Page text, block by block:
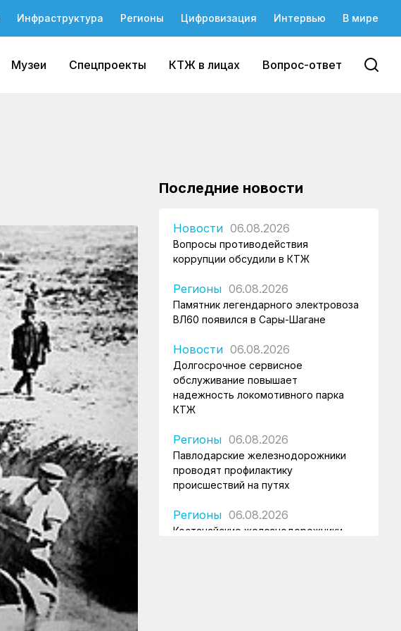
Инфраструктура Регионы Цифровизация Интервью В мире
Музеи Спецпроекты КТЖ в лицах Вопрос-ответ
Последние новости
Новости 06.08.2026
Вопросы противодействия
коррупции обсудили в КТЖ
Регионы 06.08.2026
Памятник легендарного электровоза
ВЛ60 появился в Сары-Шагане
Новости 06.08.2026
Долгосрочное сервисное
обслуживание повышает
надежность локомотивного парка
КТЖ
Регионы 06.08.2026
Павлодарские железнодорожники
проводят профилактику
происшествий на путях
Регионы 06.08.2026
Костанайские железнодорожники